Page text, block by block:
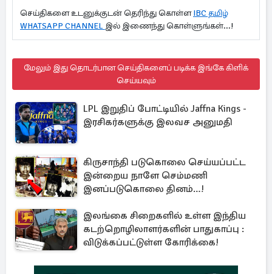
செய்திகளை உடனுக்குடன் தெரிந்து கொள்ளIBC தமிழ்
WHATSAPP CHANNEL இல் இணைந்து கொள்ளுங்கள்...!
மேலும் இது தொடர்பான செய்திகளைப் படிக்க இங்கே கிளிக்
செய்யவும்
LPL இறுதிப் போட்டியில் Jaffna Kings -
இரசிகர்களுக்கு இலவச அனுமதி
கிருசாந்தி படுகொலை செய்யப்பட்ட
இன்றைய நாளே செம்மணி
இனப்படுகொலை தினம்…!
இலங்கை சிறைகளில் உள்ள இந்திய
கடற்றொழிலாளர்களின் பாதுகாப்பு :
விடுக்கப்பட்டுள்ள கோரிக்கை!